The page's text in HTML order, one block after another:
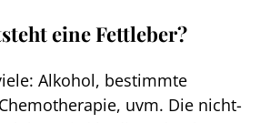
eine Fettleber?
Alkohol, bestimmte
uvm. Die nicht-